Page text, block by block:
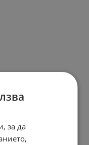
за да